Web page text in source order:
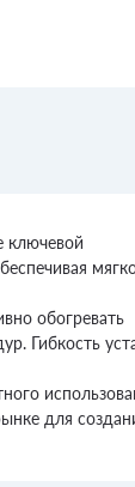
ключевой
обогревать
Гибкость
для